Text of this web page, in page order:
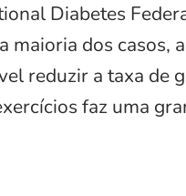
Diabetes
maioria dos casos,
reduzir a taxa de
faz uma